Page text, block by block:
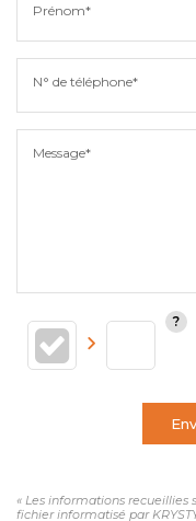
Prénom*
N° de téléphone*
Message*
« Les informations recueillies
fichier informatisé par